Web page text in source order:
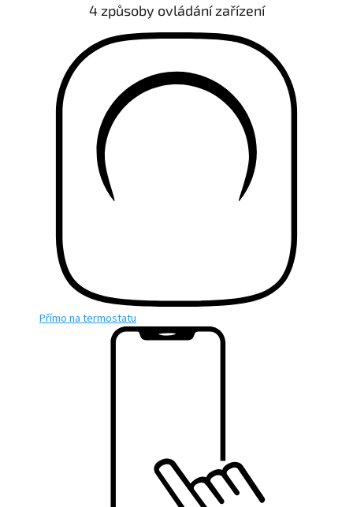
4 způsoby ovládání zařízení
Přímo na termostatu